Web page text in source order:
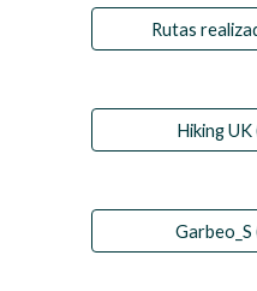
Rutas
Hiking